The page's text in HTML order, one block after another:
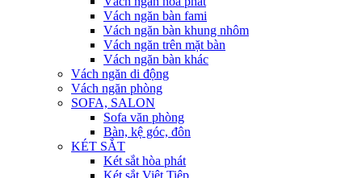
Vách ngăn bàn fami
Vách ngăn bàn khung nhôm
Vách ngăn trên mặt bàn
Vách ngăn bàn khác
Vách ngăn di động
Vách ngăn phòng
SOFA, SALON
Sofa văn phòng
Bàn, kệ góc, đôn
KÉT SẮT
Két sắt hòa phát
Két sắt Việt Tiệp